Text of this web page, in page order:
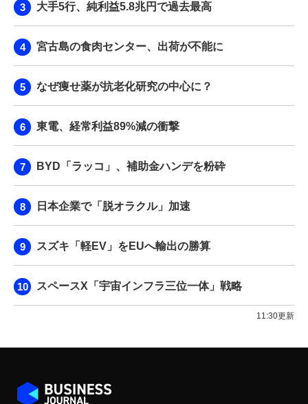
大手5行、純利益5.8兆円で過去最高
宮古島の食肉センター、出荷が不能に
なぜ痩せ薬が抗老化研究の中心に？
東電、経常利益89%減の衝撃
BYD「ラッコ」、補助金ハンデを粉砕
日本企業で「脱オラクル」加速
スズキ「軽EV」をEUへ輸出の勝算
スペースX「宇宙インフラ三位一体」戦略
11:30更新